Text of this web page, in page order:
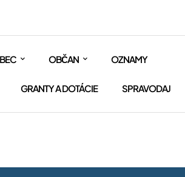
OBČAN OZNAMY
GRANTY A DOTÁCIE SPRAVODAJ